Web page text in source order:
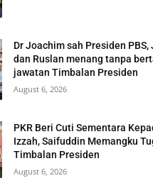
Dr Joachim sah Presiden PBS,
dan Ruslan menang tanpa
jawatan Timbalan Presiden
August 6, 2026
PKR Beri Cuti Sementara
Izzah, Saifuddin Memangku
Timbalan Presiden
August 6, 2026